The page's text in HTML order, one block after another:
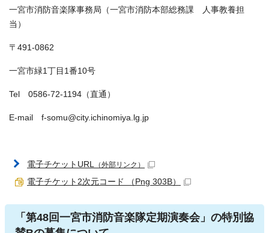
一宮市消防音楽隊事務局（一宮市消防本部総務課 人事教養担
当）
〒491-0862
一宮市緑1丁目1番10号
Tel 0586-72-1194（直通）
E-mail f-somu@city.ichinomiya.lg.jp
電子チケットURL （外部リンク）
電子チケット2次元コード （Png 303B）
「第48回一宮市消防音楽隊定期演奏会」の特別協